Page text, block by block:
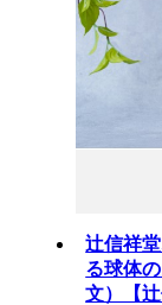
辻信祥
る球体
文）【